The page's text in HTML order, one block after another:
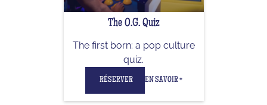
The O.G. Quiz
The first born: a pop culture
quiz.
RÉSERVER EN SAVOIR +